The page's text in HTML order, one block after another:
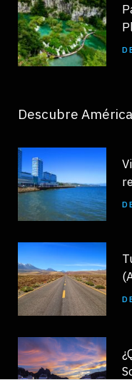
Descubre América